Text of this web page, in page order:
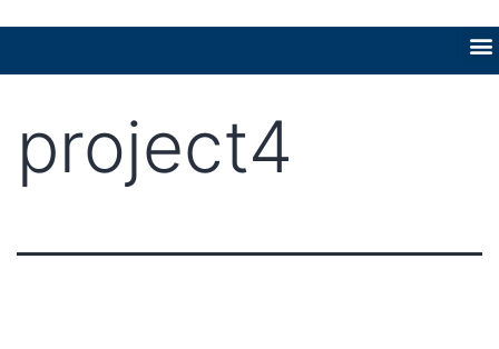
project4